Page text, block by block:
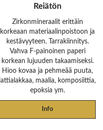
Reiätön
Zirkonmineraalit erittäin
korkeaan materiaalinpoistoon ja
kestävyyteen. Tarrakiinnitys.
Vahva F-painoinen paperi
korkean lujuuden takaamiseksi.
Hioo kovaa ja pehmeää puuta,
lattialakkaa, maalia, komposiittia,
epoksia ym.
Info